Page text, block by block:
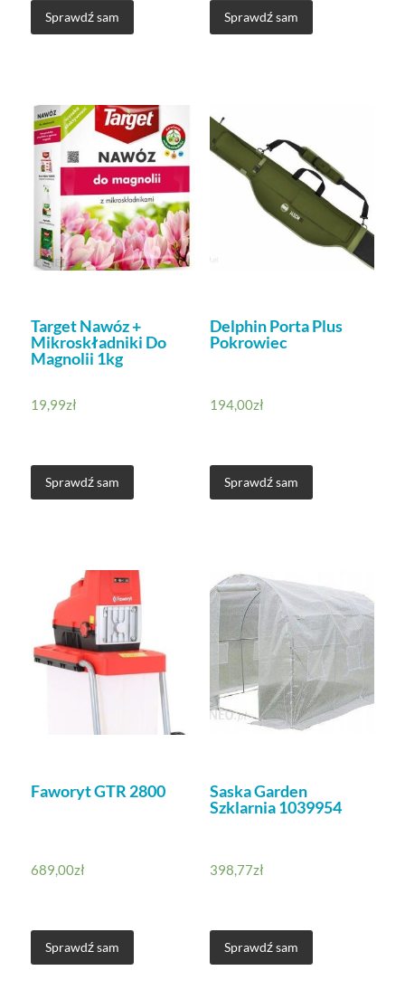
Sprawdź sam Sprawdź sam
Target Nawóz +
Mikroskładniki Do
Magnolii 1kg
19,99zł
Sprawdź sam
Delphin Porta Plus
Pokrowiec
194,00zł
Sprawdź sam
Faworyt GTR 2800
689,00zł
Sprawdź sam
Saska Garden
Szklarnia 1039954
398,77zł
Sprawdź sam